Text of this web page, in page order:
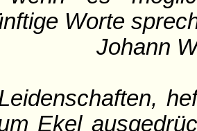
Worte
Ekel